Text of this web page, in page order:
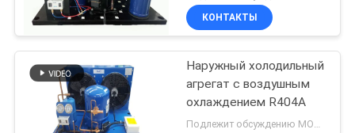
КОНТАКТЫ
Наружный холодильный
агрегат с воздушным
охлаждением R404A